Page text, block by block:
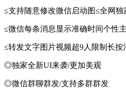
≤支持随意修改微信启动图≤全网
≤微信每条消息显示准确时间个性
≤转发文字图片视频超9人限制长按
◎独家全新UI来袭/更加美观
◎微信群聊群发/支持多群群发